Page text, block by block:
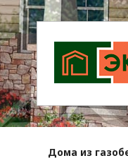
Дома из